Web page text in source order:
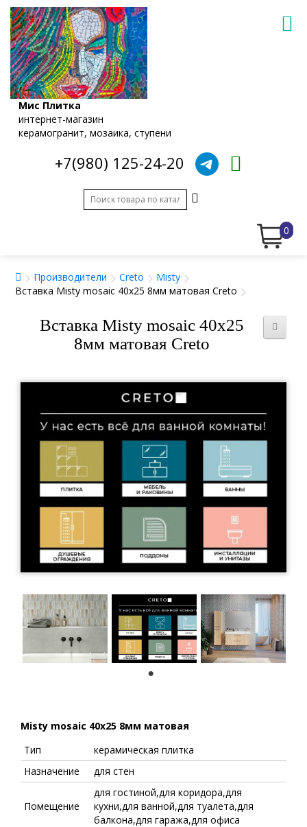
Мис Плитка
интернет-магазин
керамогранит, мозаика, ступени
+7(980) 125-24-20
0
Производители Creto
Misty
Вставка Misty mosaic 40x25 8мм матовая Creto
Вставка Misty mosaic 40x25
8мм матовая Creto
Misty mosaic 40x25 8мм матовая
Тип
керамическая плитка
Назначение
для стен
Помещение
для гостиной,для коридора,для
кухни,для ванной,для туалета,для
балкона,для гаража,для офиса